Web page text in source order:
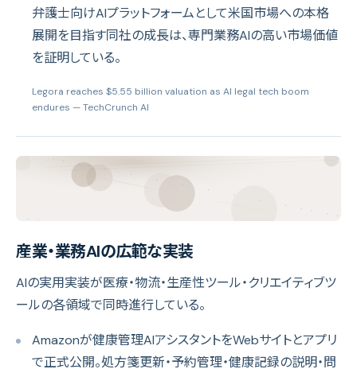
弁護士向けAIプラットフォームとして米国市場への本格
展開を目指す同社の成長は、専門業務AIの高い市場価値
を証明している。
Legora reaches $5.55 billion valuation as AI legal tech boom
endures — TechCrunch AI
産業・業務AIの広範な実装
AIの実用実装が医療・物流・生産性ツール・クリエイティブツ
ールの各領域で同時進行している。
Amazonが健康管理AIアシスタントをWebサイトとアプリ
で正式公開。処方箋更新・予約管理・健康記録の説明・問